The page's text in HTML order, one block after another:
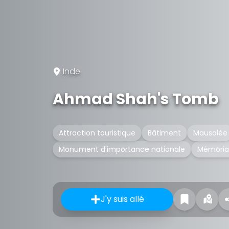
Inde
Ahmad Shah's Tomb
Attraction touristique Bâtiment
Mausolée
Monument d'importance nationale
J'y suis allé